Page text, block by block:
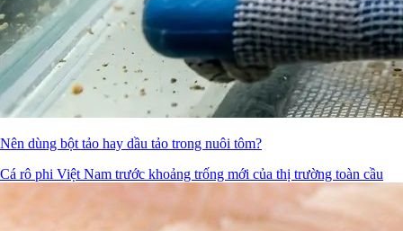
Nên dùng bột tảo hay dầu tảo trong nuôi tôm?
Cá rô phi Việt Nam trước khoảng trống mới của thị trường toàn cầu